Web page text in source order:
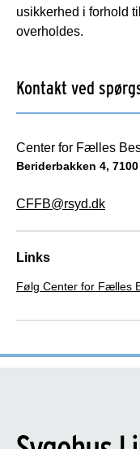
usikkerhed i forhold
overholdes.
Kontakt ved
Links
Følg Center for Fælles
Center for Fælles
Beriderbakken 4,
CFFB@rsyd.dk